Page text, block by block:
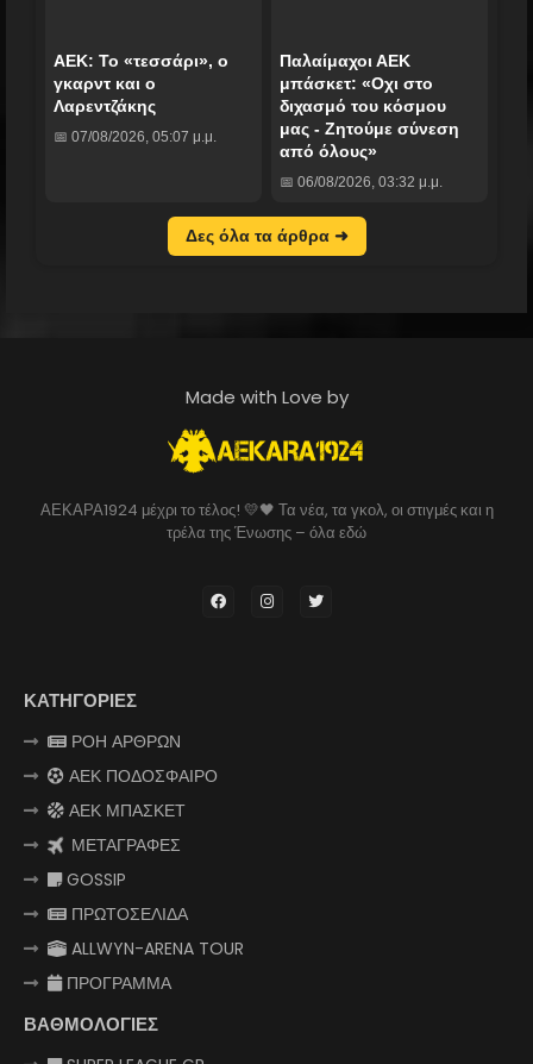
ΑΕΚ: Το «τεσσάρι», ο
γκαρντ και ο
Λαρεντζάκης
📅 07/08/2026, 05:07 μ.μ.
Παλαίμαχοι ΑΕΚ
μπάσκετ: «Οχι στο
διχασμό του κόσμου
μας - Ζητούμε σύνεση
από όλους»
📅 06/08/2026, 03:32 μ.μ.
Δες όλα τα άρθρα ➜
Made with Love by
ΑΕΚΑΡΑ1924 μέχρι το τέλος! 💛🖤 Τα νέα, τα γκολ, οι στιγμές και η
τρέλα της Ένωσης – όλα εδώ
ΚΑΤΗΓΟΡΙΕΣ
ΡΟΗ ΑΡΘΡΩΝ
ΑΕΚ ΠΟΔΟΣΦΑΙΡΟ
ΑΕΚ ΜΠΑΣΚΕΤ
ΜΕΤΑΓΡΑΦΕΣ
GOSSIP
ΠΡΩΤΟΣΕΛΙΔΑ
ALLWYN-ARENA TOUR
ΠΡΟΓΡΑΜΜΑ
ΒΑΘΜΟΛΟΓΙΕΣ